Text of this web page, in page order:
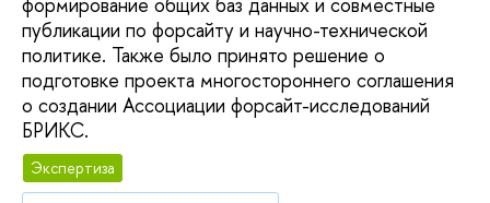
публикации по форсайту и научно-технической
политике. Также было принято решение о
подготовке проекта многостороннего соглашения
о создании Ассоциации форсайт-исследований
БРИКС.
Экспертиза